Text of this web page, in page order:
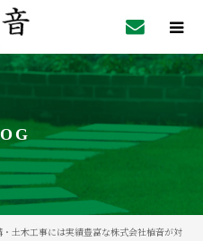
・土木工事には実績豊富な株式会社植音が対